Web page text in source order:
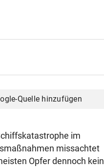
Quelle hinzufügen
im
missachtet
Opfer dennoch kein